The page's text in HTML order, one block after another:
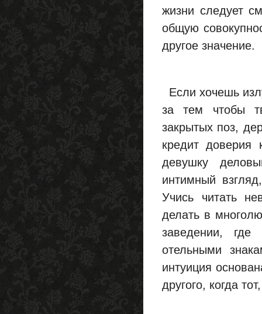
жизни следует
общую
другое значение.
Если хочешь
за тем чтобы
закрытых поз,
кредит
девушку
интимный
Учись читать
делать в
заведении,
отельными
интуиция
другого, когда